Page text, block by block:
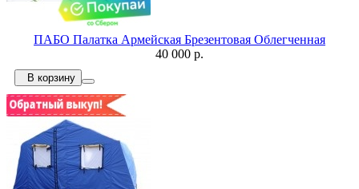
ПАБО Палатка Армейская Брезентовая Облегченная
40 000 р.
В корзину